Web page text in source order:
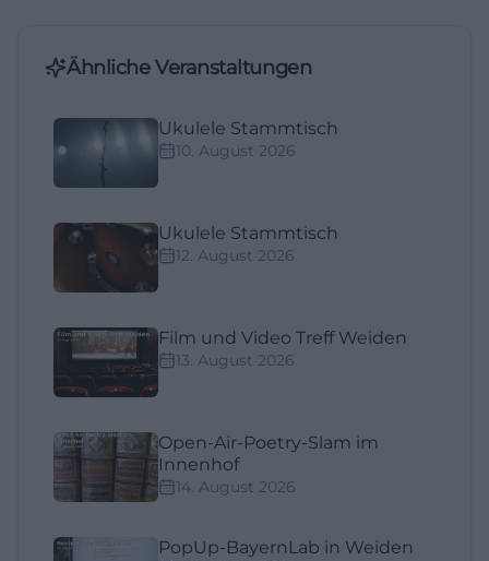
Ähnliche Veranstaltungen
Ukulele Stammtisch
10. August 2026
Ukulele Stammtisch
12. August 2026
Film und Video Treff Weiden
13. August 2026
Open-Air-Poetry-Slam im
Innenhof
14. August 2026
PopUp-BayernLab in Weiden